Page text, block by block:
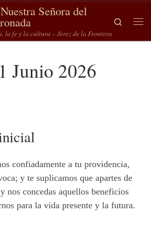
Señora del
la fe y la cultura – Jerez de la Frontera
Search
Junio 2026
confiadamente a tu providencia,
y te suplicamos que apartes de
nos concedas aquellos beneficios
para la vida presente y la futura.